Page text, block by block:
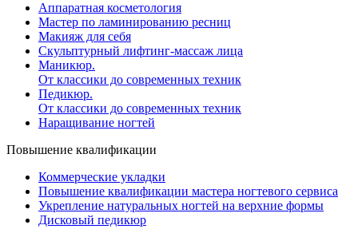
Аппаратная косметология
Мастер по ламинированию ресниц
Макияж для себя
Скульптурный лифтинг-массаж лица
Маникюр.
От классики до современных техник
Педикюр.
От классики до современных техник
Наращивание ногтей
Повышение квалификации
Коммерческие укладки
Повышение квалификации мастера ногтевого сервиса
Укрепление натуральных ногтей на верхние формы
Дисковый педикюр